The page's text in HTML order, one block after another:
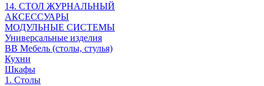
14. СТОЛ ЖУРНАЛЬНЫЙ
АКСЕССУАРЫ
МОДУЛЬНЫЕ СИСТЕМЫ
Универсальные изделия
ВВ Мебель (столы, стулья)
Кухни
Шкафы
1. Столы